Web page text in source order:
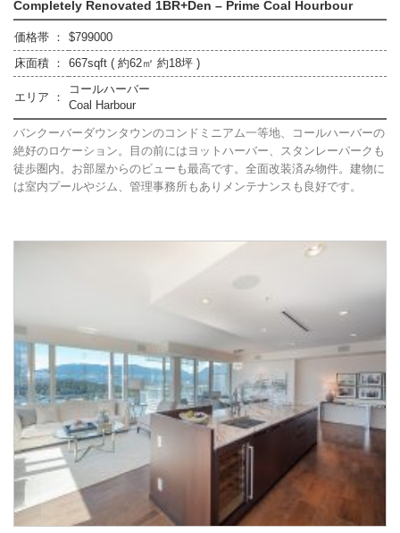
Completely Renovated 1BR+Den – Prime Coal Hourbour
価格帯 ：
$799000
床面積 ：
667sqft ( 約62㎡ 約18坪 )
エリア ：
コールハーバー
Coal Harbour
バンクーバーダウンタウンのコンドミニアム一等地、コールハーバーの
絶好のロケーション。目の前にはヨットハーバー、スタンレーパークも
徒歩圏内。お部屋からのビューも最高です。全面改装済み物件。建物に
は室内プールやジム、管理事務所もありメンテナンスも良好です。